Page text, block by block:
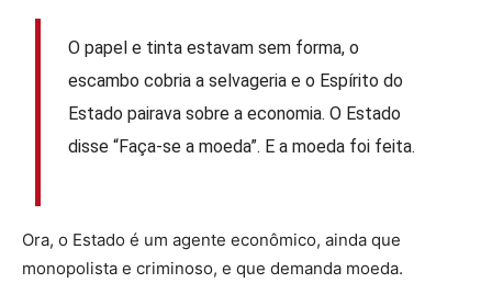
O papel e tinta estavam sem forma, o
escambo cobria a selvageria e o Espírito do
Estado pairava sobre a economia. O Estado
disse “Faça-se a moeda”. E a moeda foi feita.
Ora, o Estado é um agente econômico, ainda que
monopolista e criminoso, e que demanda moeda.